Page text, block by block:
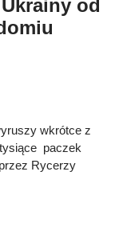
od
wkrótce z
paczek
Rycerzy